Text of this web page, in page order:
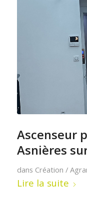
Ascenseur
Asnières
dans Création /
Lire la suite